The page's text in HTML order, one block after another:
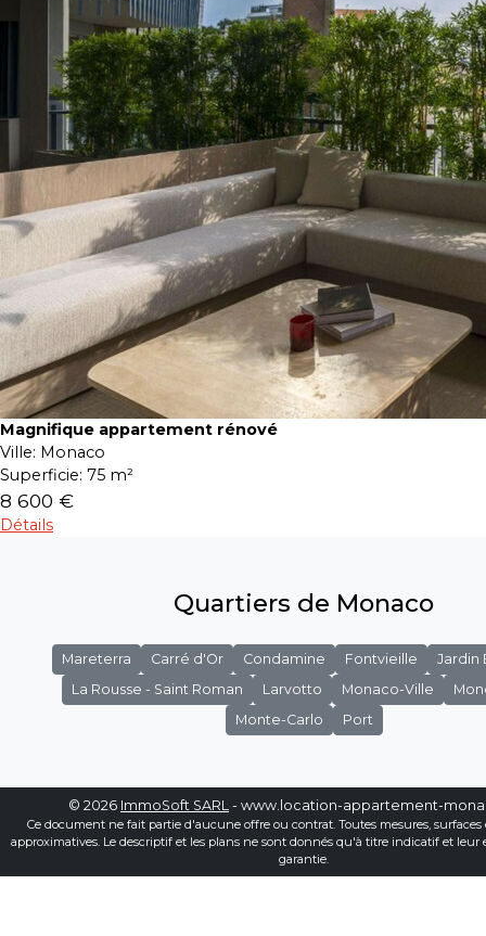
Magnifique appartement rénové
Ville: Monaco
Superficie: 75 m²
8 600 €
Détails
Quartiers de Monaco
Mareterra Carré d'Or Condamine Fontvieille
Jardin
La Rousse - Saint Roman
Larvotto Monaco-Ville
Monte-Carlo
Port
© 2026 ImmoSoft SARL - www.location-appartement-
Ce document ne fait partie d'aucune offre ou contrat. Toutes mesures, surfaces
approximatives. Le descriptif et les plans ne sont donnés qu'à titre indicatif et leur
garantie.